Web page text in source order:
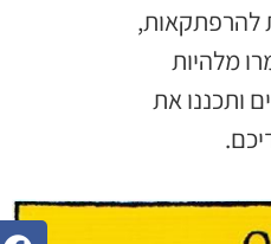
להרפתקאות,
מלהיות
ותכננו את